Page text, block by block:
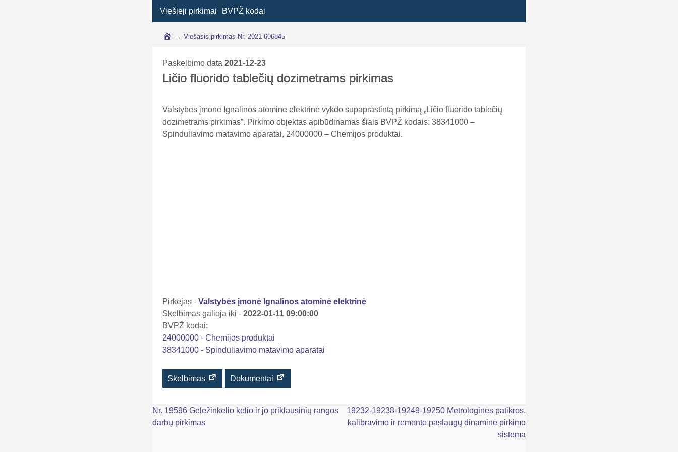
Viešieji pirkimai BVPŽ kodai
→ Viešasis pirkimas Nr. 2021-606845
Paskelbimo data2021-12-23
Ličio fluorido tablečių dozimetrams pirkimas
Valstybės įmonė Ignalinos atominė elektrinė vykdo supaprastintą pirkimą „Ličio fluorido tablečių
dozimetrams pirkimas”. Pirkimo objektas apibūdinamas šiais BVPŽ kodais: 38341000 –
Spinduliavimo matavimo aparatai, 24000000 – Chemijos produktai.
Pirkėjas -Valstybės įmonė Ignalinos atominė elektrinė
Skelbimas galioja iki -2022-01-11 09:00:00
BVPŽ kodai:
24000000 - Chemijos produktai
38341000 - Spinduliavimo matavimo aparatai
Skelbimas Dokumentai
Navigacija
tarp
Nr. 19596 Geležinkelio kelio ir jo priklausinių rangos
darbų pirkimas
19232-19238-19249-19250 Metrologinės patikros,
kalibravimo ir remonto paslaugų dinaminė pirkimo
sistema